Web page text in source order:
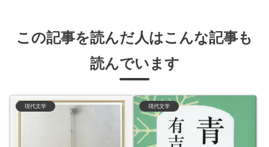
この記事を読んだ人はこんな記事も
読んでいます
現代文学 現代文学